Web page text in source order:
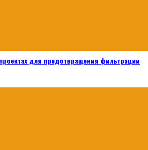
для предотвращения фильтрации